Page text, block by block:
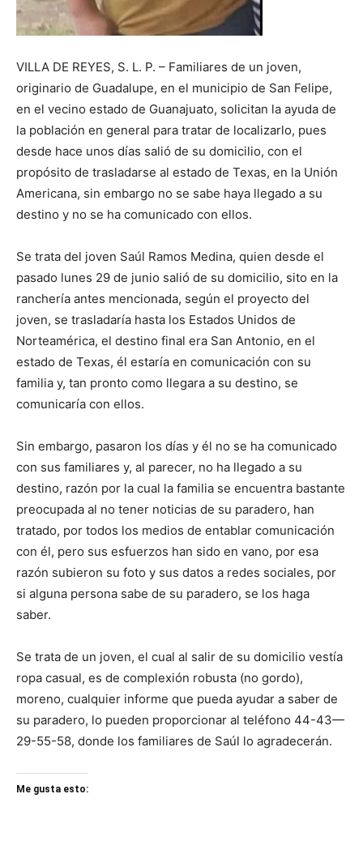
VILLA DE REYES, S. L. P. – Familiares de un joven,
originario de Guadalupe, en el municipio de San Felipe,
en el vecino estado de Guanajuato, solicitan la ayuda de
la población en general para tratar de localizarlo, pues
desde hace unos días salió de su domicilio, con el
propósito de trasladarse al estado de Texas, en la Unión
Americana, sin embargo no se sabe haya llegado a su
destino y no se ha comunicado con ellos.
Se trata del joven Saúl Ramos Medina, quien desde el
pasado lunes 29 de junio salió de su domicilio, sito en la
ranchería antes mencionada, según el proyecto del
joven, se trasladaría hasta los Estados Unidos de
Norteamérica, el destino final era San Antonio, en el
estado de Texas, él estaría en comunicación con su
familia y, tan pronto como llegara a su destino, se
comunicaría con ellos.
Sin embargo, pasaron los días y él no se ha comunicado
con sus familiares y, al parecer, no ha llegado a su
destino, razón por la cual la familia se encuentra bastante
preocupada al no tener noticias de su paradero, han
tratado, por todos los medios de entablar comunicación
con él, pero sus esfuerzos han sido en vano, por esa
razón subieron su foto y sus datos a redes sociales, por
si alguna persona sabe de su paradero, se los haga
saber.
Se trata de un joven, el cual al salir de su domicilio vestía
ropa casual, es de complexión robusta (no gordo),
moreno, cualquier informe que pueda ayudar a saber de
su paradero, lo pueden proporcionar al teléfono 44-43—
29-55-58, donde los familiares de Saúl lo agradecerán.
Me gusta esto: